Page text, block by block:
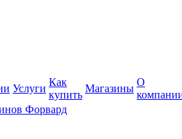
Услуги
Как
купить
Магазины
О